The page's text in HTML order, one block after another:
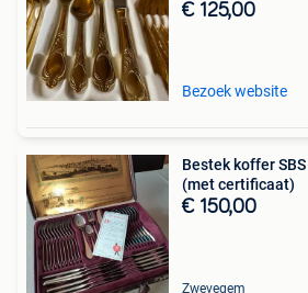
€ 125,00
Bezoek website
Bestek koffer SBS Solingen 58-delig
(met certificaat)
€ 150,00
Zwevegem